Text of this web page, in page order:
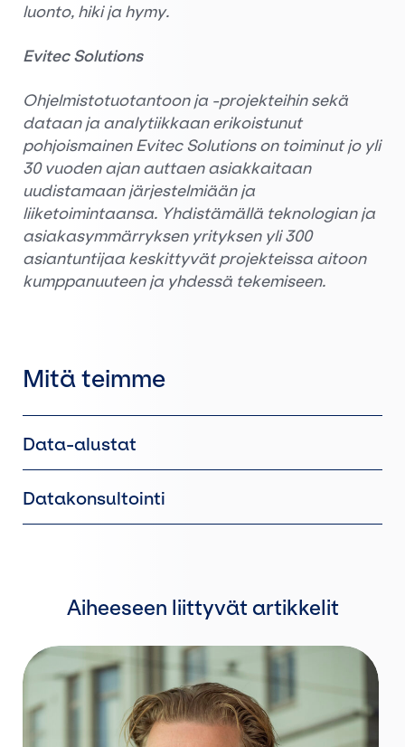
luonto, hiki ja hymy.
Evitec Solutions
Ohjelmistotuotantoon ja -projekteihin sekä
dataan ja analytiikkaan erikoistunut
pohjoismainen Evitec Solutions on toiminut jo yli
30 vuoden ajan auttaen asiakkaitaan
uudistamaan järjestelmiään ja
liiketoimintaansa. Yhdistämällä teknologian ja
asiakasymmärryksen yrityksen yli 300
asiantuntijaa keskittyvät projekteissa aitoon
kumppanuuteen ja yhdessä tekemiseen.
Mitä teimme
Data-alustat
Datakonsultointi
Aiheeseen liittyvät artikkelit